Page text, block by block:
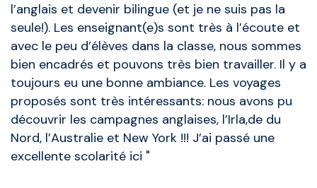
l’anglais et devenir bilingue (et je ne suis pas la
seule!). Les enseignant(e)s sont très à l’écoute et
avec le peu d’élèves dans la classe, nous sommes
bien encadrés et pouvons très bien travailler. Il y a
toujours eu une bonne ambiance. Les voyages
proposés sont très intéressants: nous avons pu
découvrir les campagnes anglaises, l’Irla,de du
Nord, l’Australie et New York !!! J’ai passé une
excellente scolarité ici "